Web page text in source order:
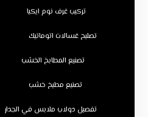
تركيب غرف نوم ايكيا
تصليح غسالات اتوماتيك
تصنيع المطابخ الخشب
تصنيع مطبخ خشب
تفصيل دولاب ملابس في الجدار